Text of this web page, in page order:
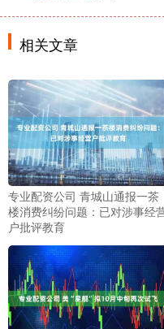
相关文章
专业配资公司 青城山通报一茶
楼消费纠纷问题：已对涉事经
户批评教育